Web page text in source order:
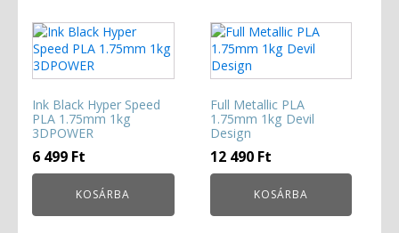
Ink Black Hyper Speed
PLA 1.75mm 1kg
3DPOWER
6 499 Ft
KOSÁRBA
Full Metallic PLA
1.75mm 1kg Devil
Design
12 490 Ft
KOSÁRBA